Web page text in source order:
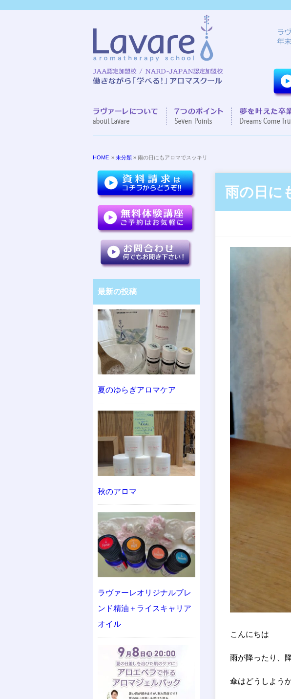
ラヴァーレについて７つのポイント
HOME » 未分類» 雨の日にもアロマでスッキリ
雨の日に
こんにちは
雨が降ったり、
傘はどうしようか
最新の投稿
夏のゆらぎアロマケア
秋のアロマ
ラヴァーレオリジナルブレ
ンド精油＋ライスキャリア
オイル